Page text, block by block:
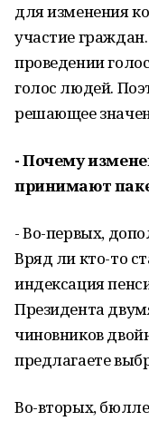
для изменения
участие
проведении
голос людей.
решающее
- Почему
принимают
- Во-первых,
Вряд ли кто-то
индексация
Президента
чиновников
предлагаете
Во-вторых,